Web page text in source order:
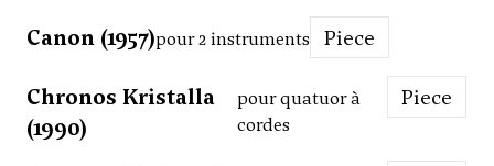
Canon (1957)pour 2 instruments Piece
Chronos Kristalla
(1990)
pour quatuor à
cordes
Piece